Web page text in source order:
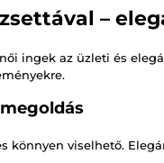
–
ingek az üzleti és
könnyen viselhető.